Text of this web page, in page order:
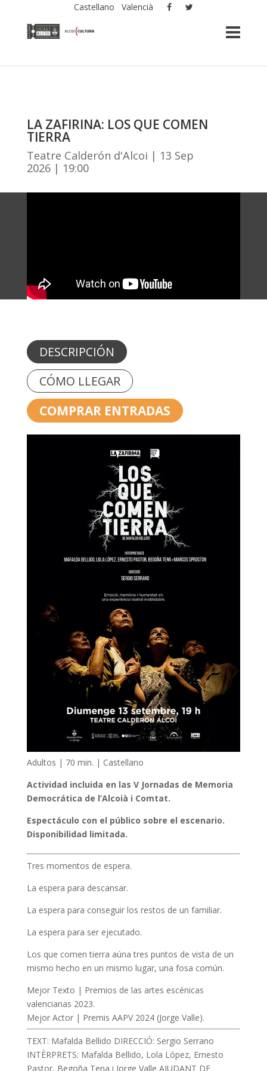
Castellano Valencià
LA ZAFIRINA: LOS QUE COMEN
TIERRA
Teatre Calderón d'Alcoi | 13 Sep
2026 | 19:00
DESCRIPCIÓN
CÓMO LLEGAR
COMPRAR ENTRADAS
Adultos | 70 min. | Castellano
Actividad incluida en las V Jornadas de Memoria
Democrática de l’Alcoià i Comtat.
Espectáculo con el público sobre el escenario.
Disponibilidad limitada.
Tres momentos de espera.
La espera para descansar.
La espera para conseguir los restos de un familiar.
La espera para ser ejecutado.
Los que comen tierra aúna tres puntos de vista de un
mismo hecho en un mismo lugar, una fosa común.
Mejor Texto | Premios de las artes escénicas
valencianas 2023.
Mejor Actor | Premis AAPV 2024 (Jorge Valle).
TEXT: Mafalda Bellido DIRECCIÓ: Sergio Serrano
INTÈRPRETS: Mafalda Bellido, Lola López, Ernesto
Pastor, Begoña Tena i Jorge Valle AJUDANT DE